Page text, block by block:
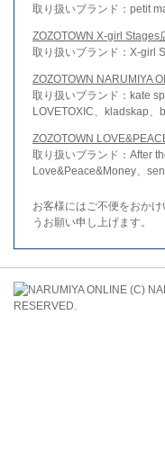
取り扱いブランド：petit
ZOZOTOWN X-girl Stages
取り扱いブランド：X-girl
ZOZOTOWN NARUMIYA
取り扱いブランド：kate
LOVETOXIC、kladskap
ZOZOTOWN
取り扱いブランド：After
Love&Peace&Money、
お客様にはご不便をおか
うお願い申し上げます。